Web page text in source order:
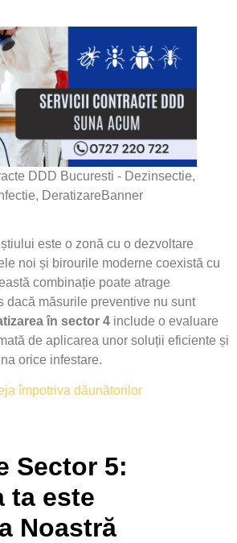
DDD Bucuresti - Dezinsectie,
DeratizareBanner
este o zonă cu o dezvoltare
noi și birourile moderne coexistă cu
combinație poate atrage
dacă măsurile preventive nu sunt
în sector 4 include o evaluare
de aplicarea unor soluții eficiente și
orice infestare.
împotriva dăunătorilor
Sector 5:
ta este
Noastră